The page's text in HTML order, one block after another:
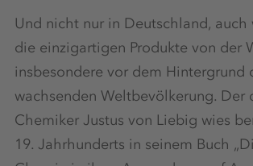
Und nicht nur in Deutschland, auch
die einzigartigen Produkte von der
insbesondere vor dem Hintergrund
wachsenden Weltbevölkerung. Der
Chemiker Justus von Liebig wies
19. Jahrhunderts in seinem Buch